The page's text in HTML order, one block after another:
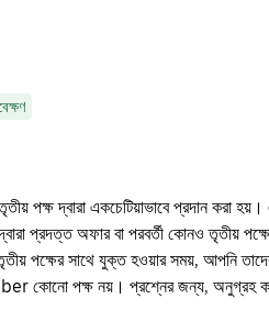
পক্ষ দ্বারা একচেটিয়াভাবে প্রদান করা
প্রদত্ত অফার বা পরবর্তী কোনও তৃতীয়
পক্ষের সাথে যুক্ত হওয়ার সময়, আপনি
কোনো পক্ষ নয়। প্রশ্নের জন্য, অনুগ্রহ